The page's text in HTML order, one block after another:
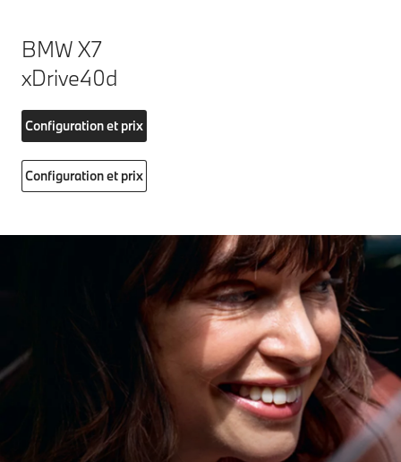
BMW X7
xDrive40d
Configuration et prix
Configuration et prix